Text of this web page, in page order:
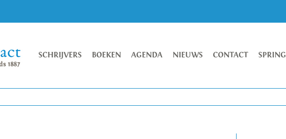
SCHRIJVERS BOEKEN AGENDA NIEUWS CONTACT SPRING